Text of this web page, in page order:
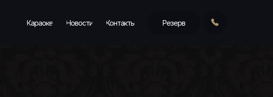
Резерв
Контакты
Новости
Караоке